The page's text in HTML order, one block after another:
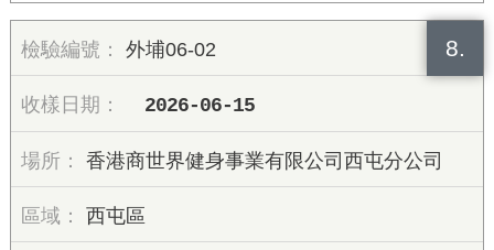
8.
外埔06-02
2026-06-15
香港商世界健身事業有限公司西屯分公司
西屯區